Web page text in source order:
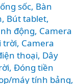
sốc, Bàn
, Bút tablet,
động, Camera
trời, Camera
thoại, Dây
, Đóng tiền
máy tính bảng,